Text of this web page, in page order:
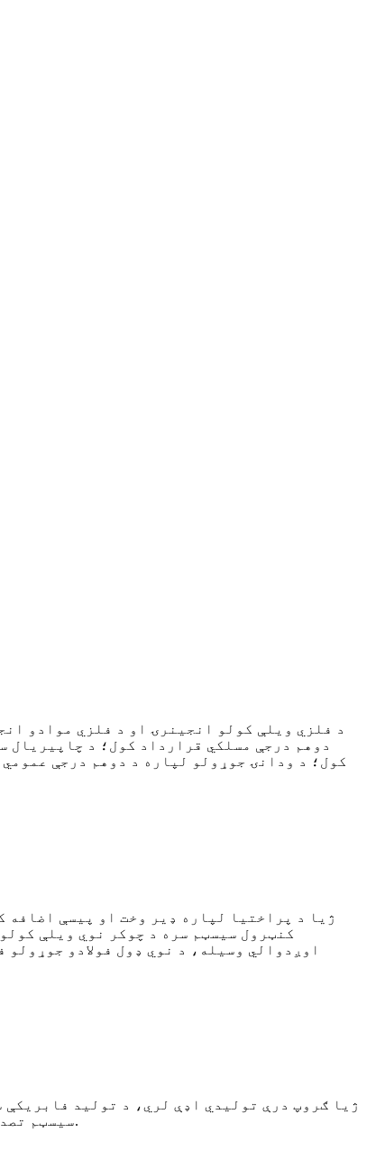
د فلزي ویلې کولو انجینرۍ او د فلزي موادو
دوهم درجې مسلکي قرارداد کول؛ د چاپیریال
کول؛ د ودانۍ جوړولو لپاره د دوهم درجې
کنټرول سیسټم سره د چوکر نوي ویلې
اوږدوالي وسیله، د نوي ډول فولادو
سیسټم تصدیق له لارې، د محصولاتو کیفیت ډاډمن کولو لپاره، د اصلي تجهیزاتو برخې ټول د ژیا لخوا په کور کې جوړ شوي دي.